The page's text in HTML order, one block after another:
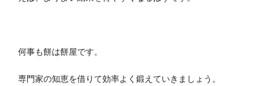
何事も餅は餅屋です。
専門家の知恵を借りて効率よく鍛えていきましょう。